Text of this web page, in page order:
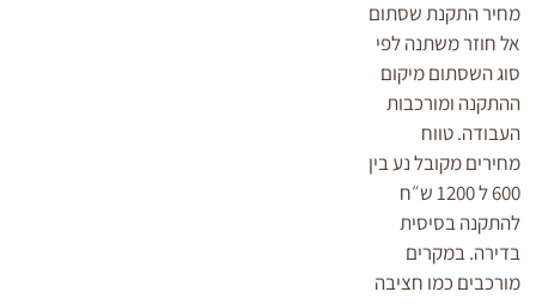
מחיר התקנת שסתום
אל חוזר משתנה לפי
סוג השסתום מיקום
ההתקנה ומורכבות
העבודה. טווח
מחירים מקובל נע בין
600 ל 1200 ש״ח
להתקנה בסיסית
בדירה. במקרים
מורכבים כמו חציבה